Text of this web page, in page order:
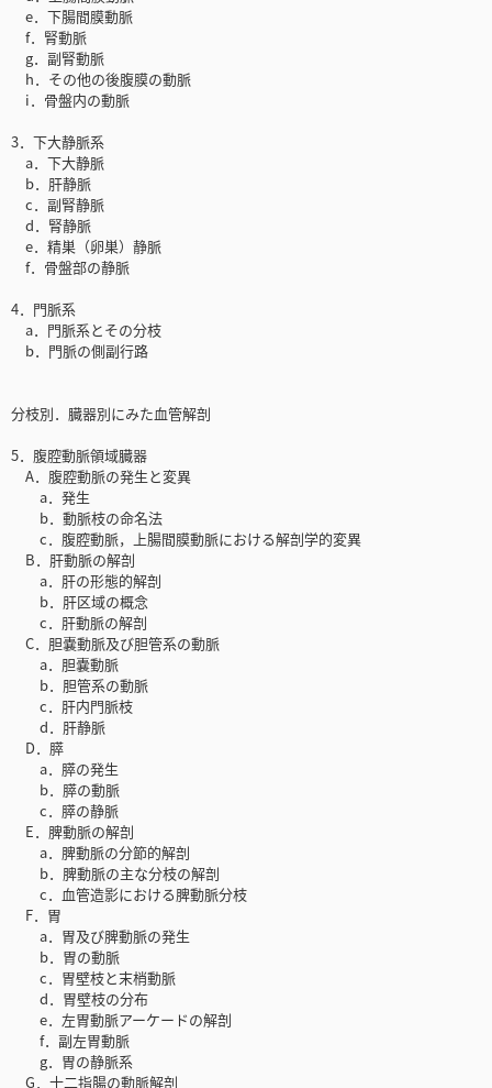
e．下腸間膜動脈
f．腎動脈
g．副腎動脈
h．その他の後腹膜の動脈
i．骨盤内の動脈
3．下大静脈系
a．下大静脈
b．肝静脈
c．副腎静脈
d．腎静脈
e．精巣（卵巣）静脈
f．骨盤部の静脈
4．門脈系
a．門脈系とその分枝
b．門脈の側副行路
分枝別．臓器別にみた血管解剖
5．腹腔動脈領域臓器
A．腹腔動脈の発生と変異
a．発生
b．動脈枝の命名法
c．腹腔動脈，上腸間膜動脈における解剖学的変異
B．肝動脈の解剖
a．肝の形態的解剖
b．肝区域の概念
c．肝動脈の解剖
C．胆嚢動脈及び胆管系の動脈
a．胆嚢動脈
b．胆管系の動脈
c．肝内門脈枝
d．肝静脈
D．膵
a．膵の発生
b．膵の動脈
c．膵の静脈
E．脾動脈の解剖
a．脾動脈の分節的解剖
b．脾動脈の主な分枝の解剖
c．血管造影における脾動脈分枝
F．胃
a．胃及び脾動脈の発生
b．胃の動脈
c．胃壁枝と末梢動脈
d．胃壁枝の分布
e．左胃動脈アーケードの解剖
f．副左胃動脈
g．胃の静脈系
G．十二指腸の動脈解剖